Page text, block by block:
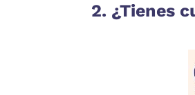
2. ¿Tienes